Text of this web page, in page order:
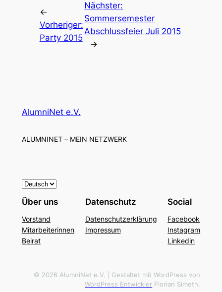
←
Vorheriger:
Party 2015
Nächster:
Sommersemester
Abschlussfeier Juli 2015
→
AlumniNet e.V.
ALUMNINET – MEIN NETZWERK
S
p
a
c
h
Über uns
Vorstand
Mitarbeiterinnen
Beirat
Datenschutz
Datenschutzerklärung
Impressum
Social
Facebook
Instagram
Linkedin
© 2026 AlumniNet e.V. | Gestaltet mit WordPress von
WordPress Entwickler Florian Simeth.